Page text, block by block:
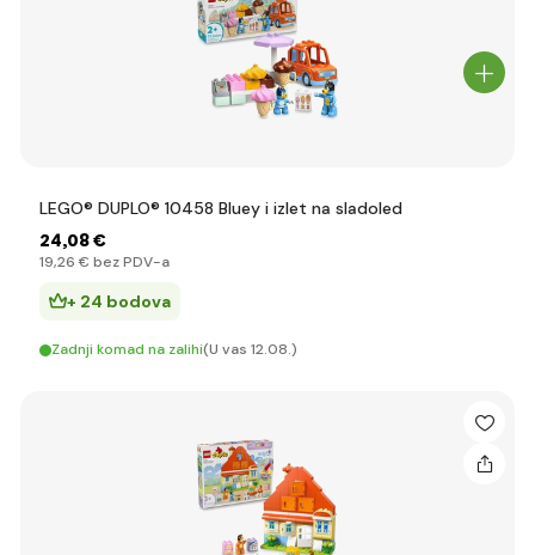
LEGO® DUPLO® 10458 Bluey i izlet na sladoled
24,08 €
19,26 € bez PDV-a
+ 24 bodova
Zadnji komad na zalihi(U vas 12.08.)